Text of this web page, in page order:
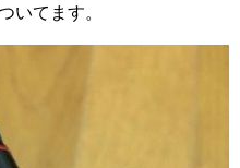
いてます。